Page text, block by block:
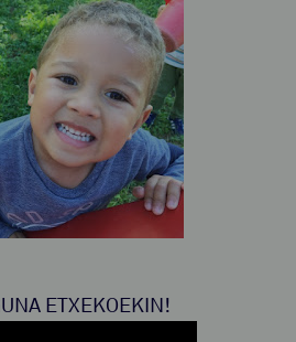
ETXEKOEKIN!